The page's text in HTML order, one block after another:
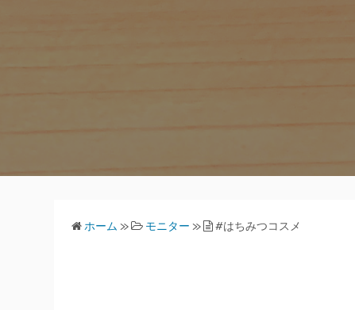
ホーム » モニター » #はちみつコスメ